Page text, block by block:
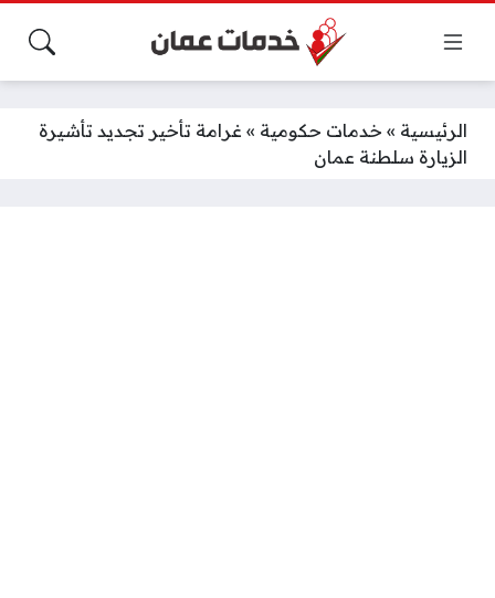
الرئيسية » خدمات حكومية » غرامة تأخير تجديد تأشيرة
الزيارة سلطنة عمان